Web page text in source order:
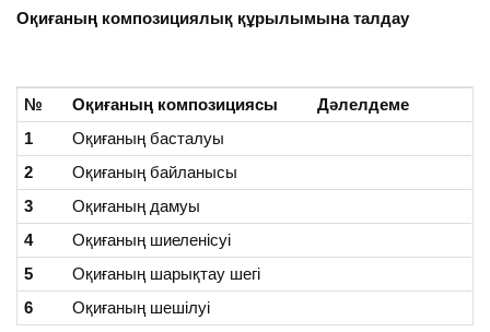
Оқиғаның композициялық құрылымына талдау
№ Оқиғаның композициясы
Дәлелдеме
1
Оқиғаның басталуы
2
Оқиғаның байланысы
3
Оқиғаның дамуы
4
Оқиғаның шиеленісуі
5
Оқиғаның шарықтау шегі
6
Оқиғаның шешілуі